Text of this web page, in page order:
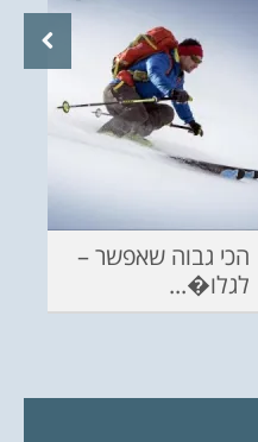
הכי גבוה שאפשר –
לגלו�...